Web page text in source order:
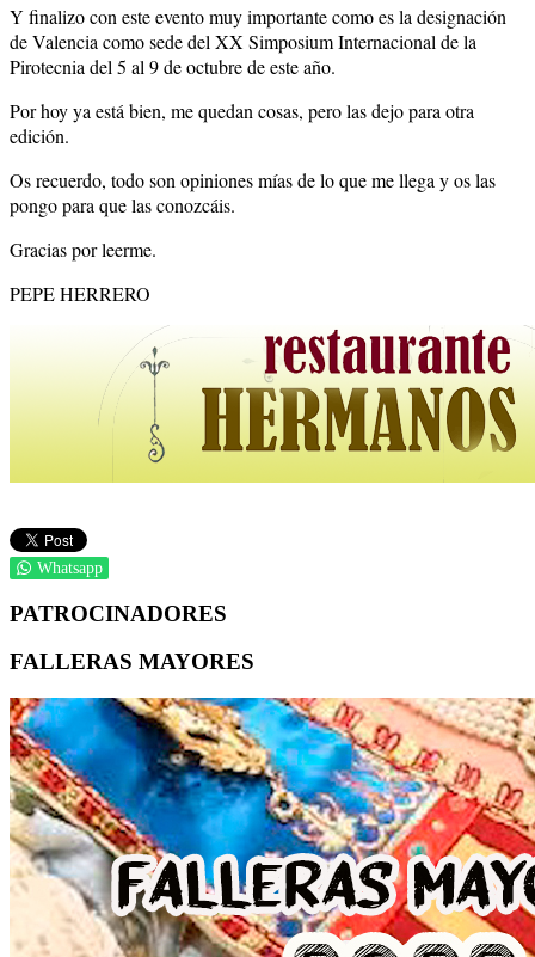
Y finalizo con este evento muy importante como es la designación
de Valencia como sede del XX Simposium Internacional de la
Pirotecnia del 5 al 9 de octubre de este año.
Por hoy ya está bien, me quedan cosas, pero las dejo para otra
edición.
Os recuerdo, todo son opiniones mías de lo que me llega y os las
pongo para que las conozcáis.
Gracias por leerme.
PEPE HERRERO
Whatsapp
PATROCINADORES
FALLERAS MAYORES